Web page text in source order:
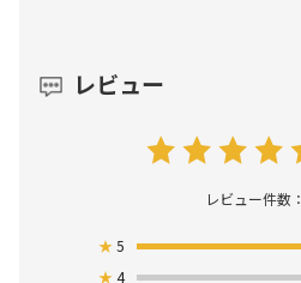
レビュー
レビュー件数：
★5
★4